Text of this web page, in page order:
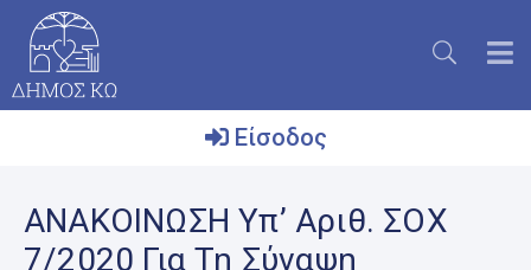
Δήμος
Είσοδος
ΑΝΑΚΟΙΝΩΣΗ Υπ’ Αριθ. ΣΟΧ
7/2020 Για Τη Σύναψη